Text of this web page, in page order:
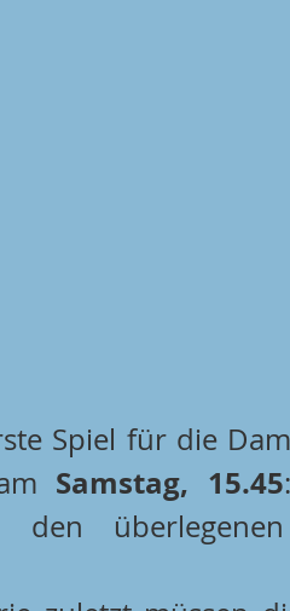
Spiel für die
Samstag, 15.45
den